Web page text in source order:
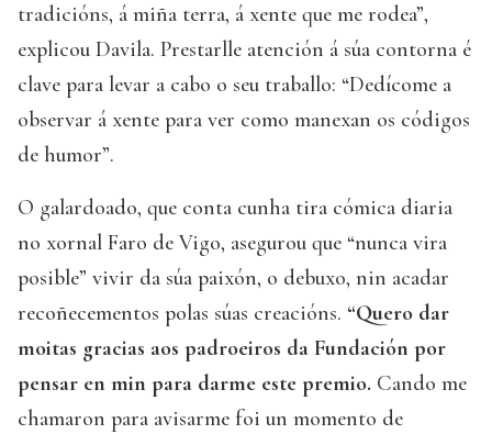
tradicións, á miña terra, á xente que me rodea”,
explicou Davila. Prestarlle atención á súa contorna é
clave para levar a cabo o seu traballo: “Dedícome a
observar á xente para ver como manexan os códigos
de humor”.
O galardoado, que conta cunha tira cómica diaria
no xornal Faro de Vigo, asegurou que “nunca vira
posible” vivir da súa paixón, o debuxo, nin acadar
recoñecementos polas súas creacións. “Quero dar
moitas gracias aos padroeiros da Fundación por
pensar en min para darme este premio. Cando me
chamaron para avisarme foi un momento de